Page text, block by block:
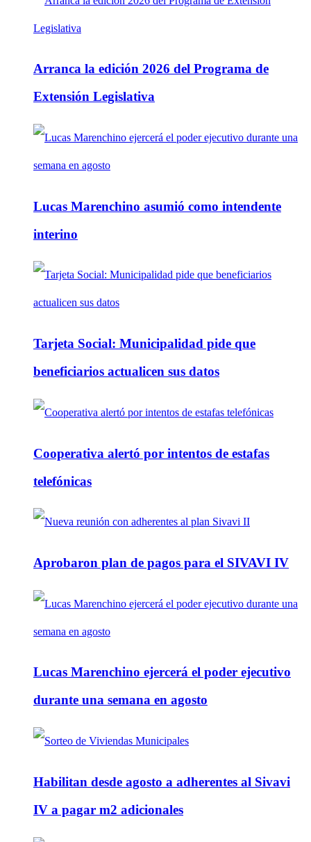
Arranca la edición 2026 del Programa de
Extensión Legislativa
Lucas Marenchino asumió como intendente
interino
Tarjeta Social: Municipalidad pide que
beneficiarios actualicen sus datos
Cooperativa alertó por intentos de estafas
telefónicas
Aprobaron plan de pagos para el SIVAVI IV
Lucas Marenchino ejercerá el poder ejecutivo
durante una semana en agosto
Habilitan desde agosto a adherentes al Sivavi
IV a pagar m2 adicionales